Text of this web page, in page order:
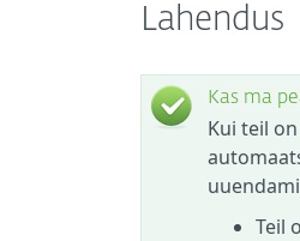
Lahendus
Kas ma
Kui teil
Teil